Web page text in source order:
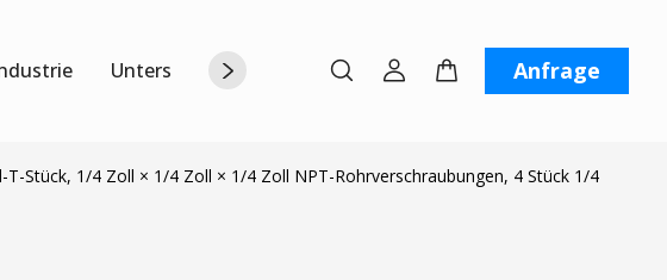
Unterstützung Über uns Kontaktiere unsAnfrage
Stück, 1/4 Zoll × 1/4 Zoll × 1/4 Zoll NPT-Rohrverschraubungen, 4 Stück 1/4